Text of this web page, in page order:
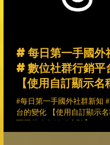
#每日第一手國外
#數位社群行銷平
【使用自訂顯示名
料封面圖片進行線
#每日第一手國外社群新知 #
台的變化 【使用自訂顯示名
面圖片進行線程實驗】
第一次更新可能是迄今為止